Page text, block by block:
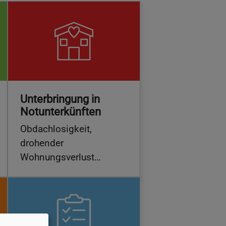
Unterbringung in
Notunterkünften
Obdachlosigkeit,
drohender
Wohnungsverlust…